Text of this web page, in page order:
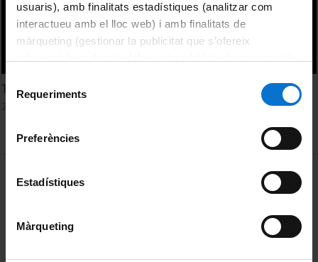
usuaris), amb finalitats estadístiques (analitzar com
interactueu amb el lloc web) i amb finalitats de
màrqueting (gestionar la publicitat que s’ofereix
consultar laPolítica de galetes del lloc web de la
Requeriments
Preferències
Estadístiques
Màrqueting
TV fiction and its power of cultural representation
MENÚ PEU 1
Política de Cookies
Privacidad y términos